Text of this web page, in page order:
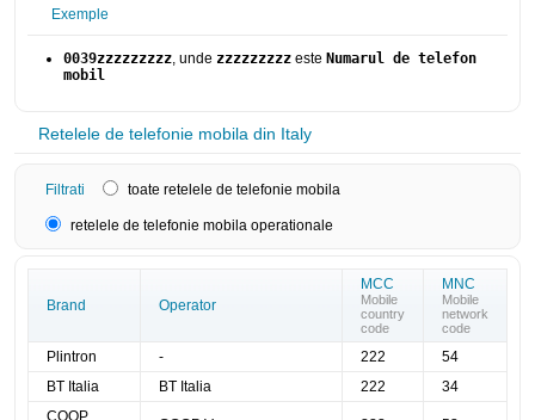
Exemple
0039zzzzzzzzz, unde zzzzzzzzz este Numarul de telefon
mobil
Retelele de telefonie mobila din Italy
Filtrati toate retelele de telefonie mobila
retelele de telefonie mobila operationale
Brand Operator
MCC
Mobile
country
code
MNC
Mobile
network
code
Plintron - 222
54
BT Italia
BT Italia 222
34
COOP